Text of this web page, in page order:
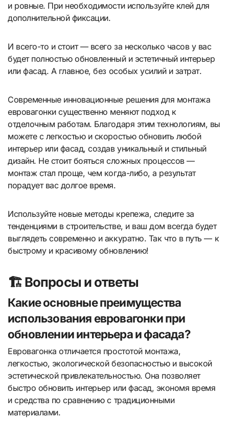
и ровные. При необходимости используйте клей для
дополнительной фиксации.
И всего-то и стоит — всего за несколько часов у вас
будет полностью обновленный и эстетичный интерьер
или фасад. А главное, без особых усилий и затрат.
Современные инновационные решения для монтажа
евровагонки существенно меняют подход к
отделочным работам. Благодаря этим технологиям, вы
можете с легкостью и скоростью обновить любой
интерьер или фасад, создав уникальный и стильный
дизайн. Не стоит бояться сложных процессов —
монтаж стал проще, чем когда-либо, а результат
порадует вас долгое время.
Используйте новые методы крепежа, следите за
тенденциями в строительстве, и ваш дом всегда будет
выглядеть современно и аккуратно. Так что в путь — к
быстрому и красивому обновлению!
🏗️ Вопросы и ответы
Какие основные преимущества
использования евровагонки при
обновлении интерьера и фасада?
Евровагонка отличается простотой монтажа,
легкостью, экологической безопасностью и высокой
эстетической привлекательностью. Она позволяет
быстро обновить интерьер или фасад, экономя время
и средства по сравнению с традиционными
материалами.